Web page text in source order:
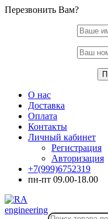
Перезвонить Вам?
О нас
Доставка
Оплата
Контакты
Личный кабинет
Регистрация
Авторизация
+7(999)6752319
пн-пт 09.00-18.00